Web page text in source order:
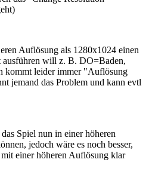
Auflösung als 1280x1024 einen
will z. B. DO=Baden,
kommt leider immer "Auflösung
jemand das Problem und kann evtl
Spiel nun in einer höheren
jedoch wäre es noch besser,
einer höheren Auflösung klar